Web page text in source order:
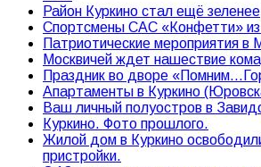
Район Куркино стал ещё зеленее
Спортсмены САС «Конфетти» из
Патриотические мероприятия в
Москвичей ждет нашествие
Праздник во дворе
Апартаменты в Куркино
Ваш личный полуостров в
Куркино. Фото прошлого.
Жилой дом в Куркино
пристройки.